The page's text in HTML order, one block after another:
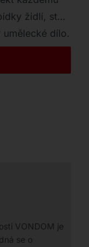
židlí, stolů
dílo.
VONDOM je
se o